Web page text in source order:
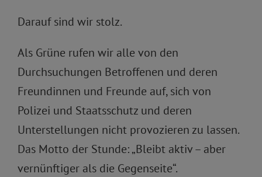
Darauf sind wir stolz.
Als Grüne rufen wir alle von den
Durchsuchungen Betroffenen und deren
Freundinnen und Freunde auf, sich von
Polizei und Staatsschutz und deren
Unterstellungen nicht provozieren zu lassen.
Das Motto der Stunde: „Bleibt aktiv – aber
vernünftiger als die Gegenseite“.